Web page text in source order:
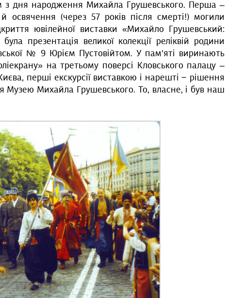
з дня народження Михайла Грушевського. Перша –
(через 57 років після смерті!) могили
ювілейної виставки «Михайло Грушевський:
презентація великої колекції реліквій родини
№ 9 Юрієм Пустовійтом. У пам’яті виринають
на третьому поверсі Кловського палацу –
перші екскурсії виставкою і нарешті − рішення
Музею Михайла Грушевського. То, власне, і був наш